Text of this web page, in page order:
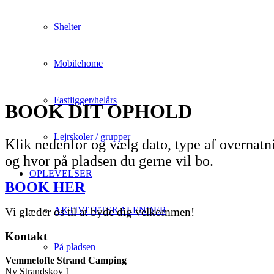
Shelter
Mobilehome
Fastligger/helårs
Lejrskoler / grupper
OPLEVELSER
AKTIVITETSKALENDER
På pladsen
BOOK DIT OPHOLD
Klik nedenfor og vælg dato, type af
og hvor på pladsen du gerne vil bo.
BOOK HER
Vi glæder os til at byde dig velkommen!
Kontakt
Vemmetofte Strand Camping
Ny Strandskov 1